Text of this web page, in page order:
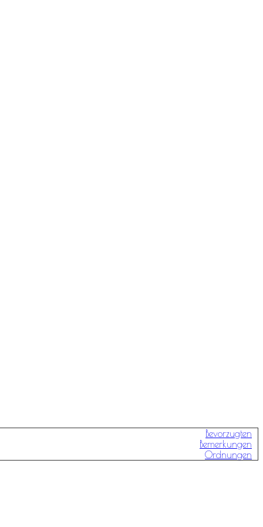
Bevorzugten
Bemerkungen
Ordnungen